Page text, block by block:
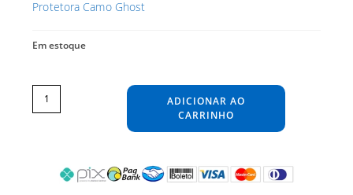
Protetora Camo Ghost
Em estoque
Adesivo
para
Cartao
Debito
ADICIONAR AO
CARRINHO